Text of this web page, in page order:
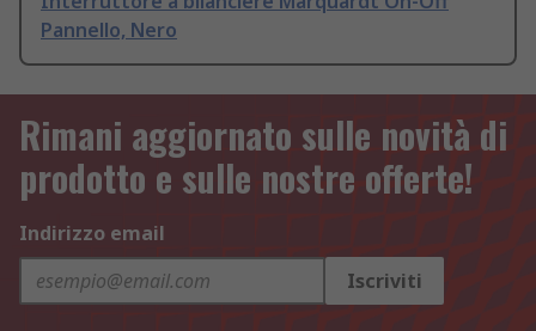
Pannello, Nero
Rimani aggiornato sulle novità di
prodotto e sulle nostre offerte!
Indirizzo email
Iscriviti